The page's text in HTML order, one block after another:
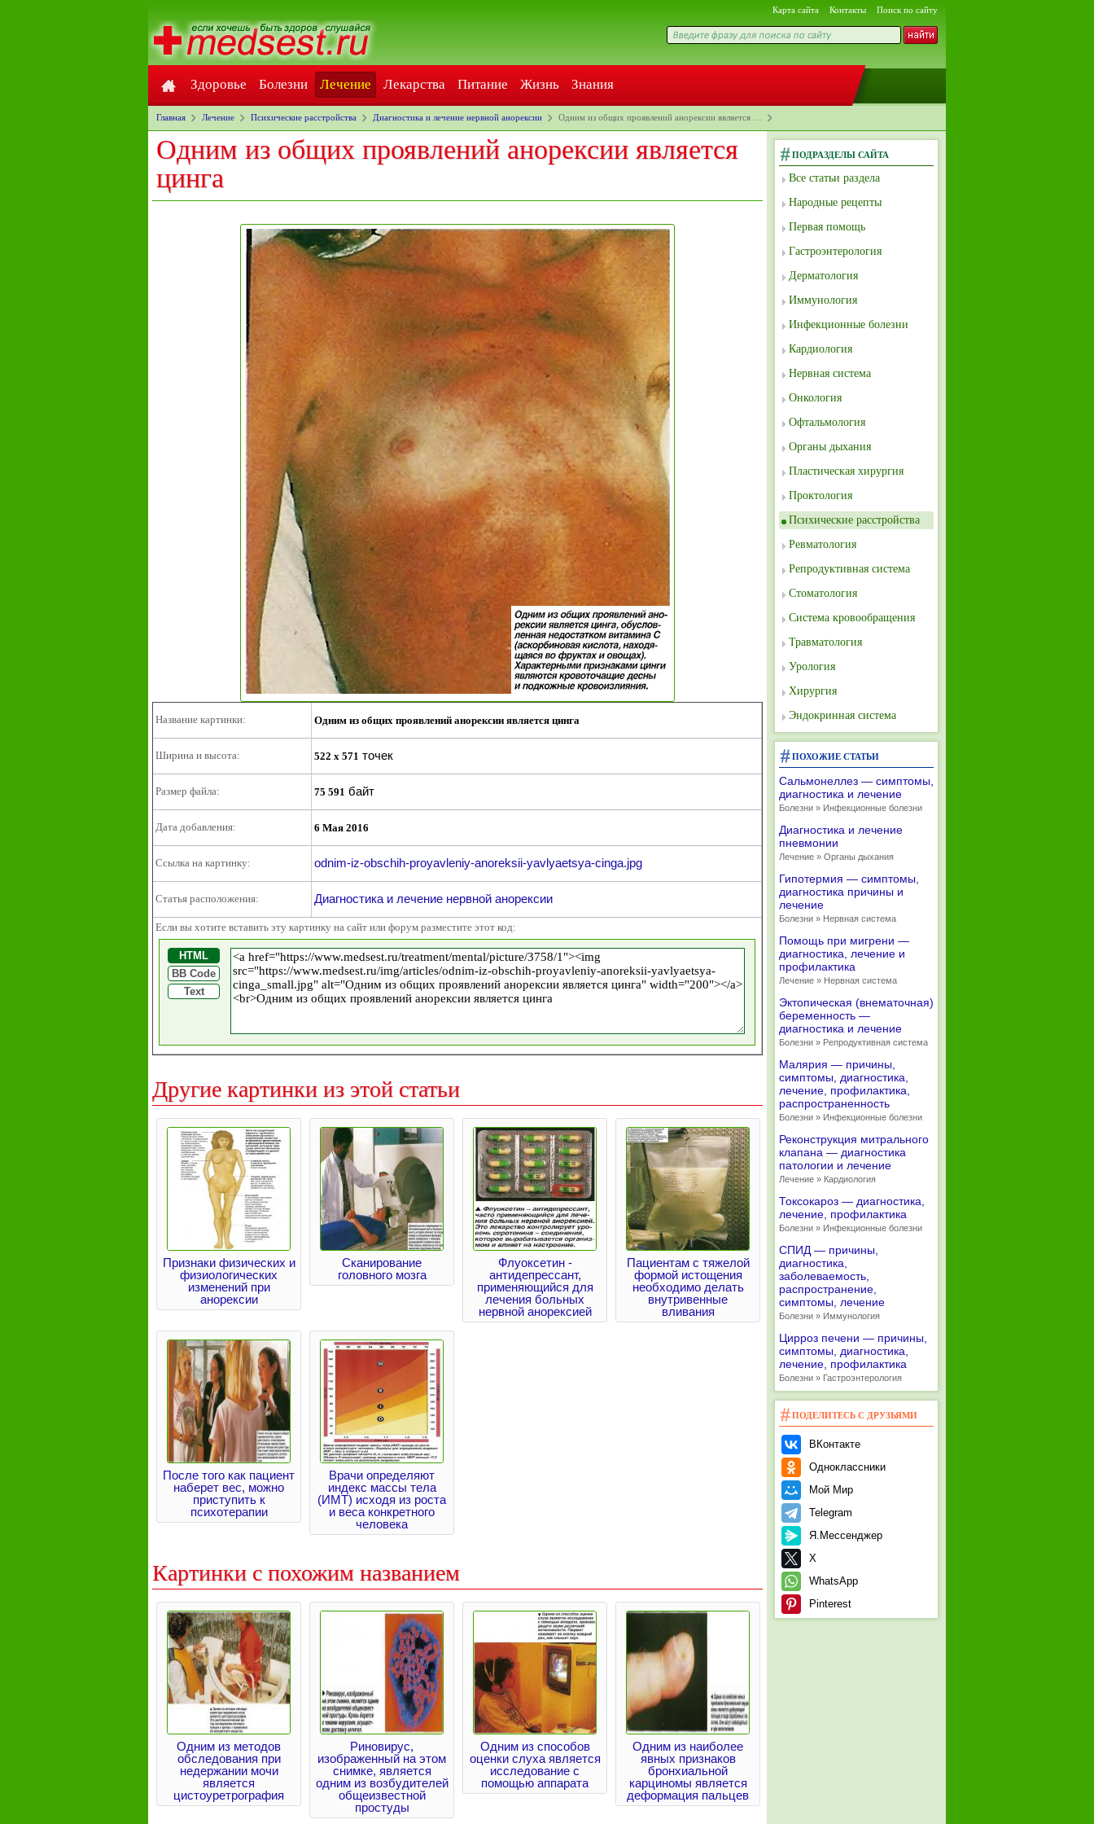
Карта сайта Контакты Поиск по сайту
Здоровье Болезни Лечение Лекарства Питание Жизнь Знания
Главная Лечение Психические расстройства Диагностика и лечение нервной анорексии Одним из общих проявлений анорексии является …
Одним из общих проявлений анорексии является
цинга
Название картинки: Одним из общих проявлений анорексии является цинга
Ширина и высота: 522 x 571 точек
Размер файла: 75 591 байт
Дата добавления: 6 Мая 2016
Ссылка на картинку: odnim-iz-obschih-proyavleniy-anoreksii-yavlyaetsya-cinga.jpg
Статья расположения: Диагностика и лечение нервной анорексии
Если вы хотите вставить эту картинку на сайт или форум разместите этот код:
HTML
BB Code
Text
Другие картинки из этой статьи
Признаки физических и
физиологических
изменений при
анорексии
Сканирование
головного мозга
Флуоксетин -
антидепрессант,
применяющийся для
лечения больных
нервной анорексией
Пациентам с тяжелой
формой истощения
необходимо делать
внутривенные
вливания
После того как пациент
наберет вес, можно
приступить к
психотерапии
Врачи определяют
индекс массы тела
(ИМТ) исходя из роста
и веса конкретного
человека
Картинки с похожим названием
Одним из методов
обследования при
недержании мочи
является
цистоуретрография
Риновирус,
изображенный на этом
снимке, является
одним из возбудителей
общеизвестной
простуды
Одним из способов
оценки слуха является
исследование с
помощью аппарата
Одним из наиболее
явных признаков
бронхиальной
карциномы является
деформация пальцев
ПОДРАЗДЕЛЫ САЙТА
Все статьи раздела
Народные рецепты
Первая помощь
Гастроэнтерология
Дерматология
Иммунология
Инфекционные болезни
Кардиология
Нервная система
Онкология
Офтальмология
Органы дыхания
Пластическая хирургия
Проктология
Психические расстройства
Ревматология
Репродуктивная система
Стоматология
Система кровообращения
Травматология
Урология
Хирургия
Эндокринная система
ПОХОЖИЕ СТАТЬИ
Сальмонеллез — симптомы,
диагностика и лечение
Болезни » Инфекционные болезни
Диагностика и лечение
пневмонии
Лечение » Органы дыхания
Гипотермия — симптомы,
диагностика причины и
лечение
Болезни » Нервная система
Помощь при мигрени —
диагностика, лечение и
профилактика
Лечение » Нервная система
Эктопическая (внематочная)
беременность —
диагностика и лечение
Болезни » Репродуктивная система
Малярия — причины,
симптомы, диагностика,
лечение, профилактика,
распространенность
Болезни » Инфекционные болезни
Реконструкция митрального
клапана — диагностика
патологии и лечение
Лечение » Кардиология
Токсокароз — диагностика,
лечение, профилактика
Болезни » Инфекционные болезни
СПИД — причины,
диагностика,
заболеваемость,
распространение,
симптомы, лечение
Болезни » Иммунология
Цирроз печени — причины,
симптомы, диагностика,
лечение, профилактика
Болезни » Гастроэнтерология
ПОДЕЛИТЕСЬ С ДРУЗЬЯМИ
ВКонтакте
Одноклассники
Мой Мир
Telegram
Я.Мессенджер
X
WhatsApp
Pinterest